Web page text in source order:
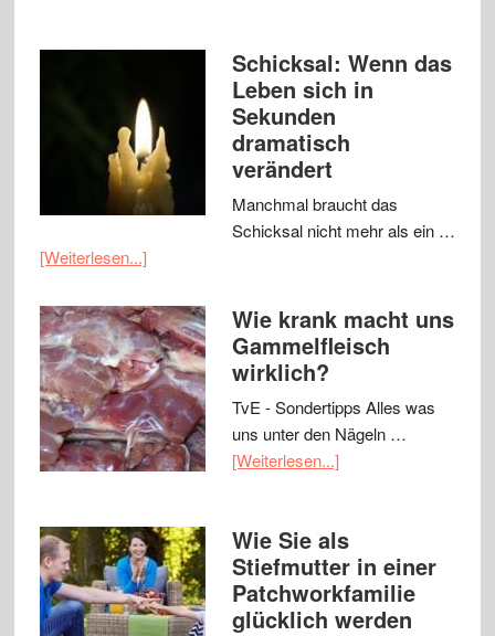
Schicksal: Wenn das
Leben sich in
Sekunden
dramatisch
verändert
Manchmal braucht das
Schicksal nicht mehr als ein …
[Weiterlesen...]
Wie krank macht uns
Gammelfleisch
wirklich?
TvE - Sondertipps Alles was
uns unter den Nägeln …
[Weiterlesen...]
Wie Sie als
Stiefmutter in einer
Patchworkfamilie
glücklich werden